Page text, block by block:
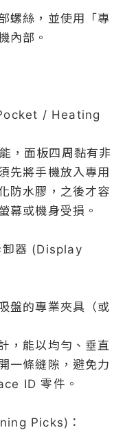
螺絲，並使用「專
內部。
/ Heating
，面板四周黏有非
先將手機放入專用
防水膠，之後才容
幕或機身受損。
卸器 (Display
盤的專業夾具（或
，能以均勻、垂直
一條縫隙，避免力
ID 零件。
Picks)：